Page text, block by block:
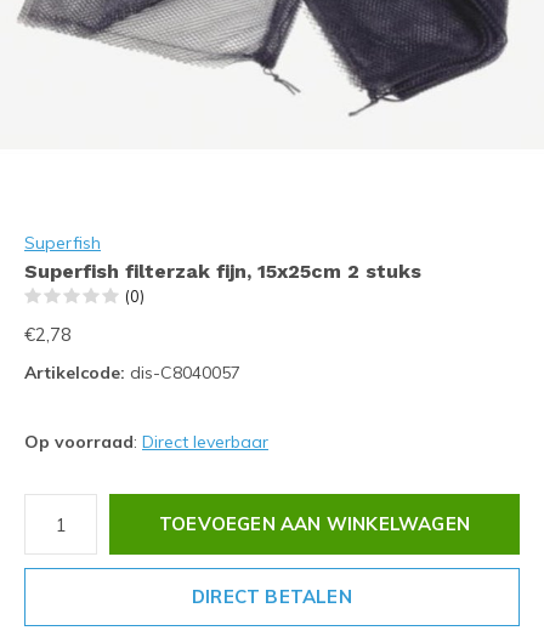
Superfish
Superfish filterzak fijn, 15x25cm 2 stuks
(0)
€2,78
Artikelcode: dis-C8040057
Op voorraad: Direct leverbaar
TOEVOEGEN AAN WINKELWAGEN
DIRECT BETALEN